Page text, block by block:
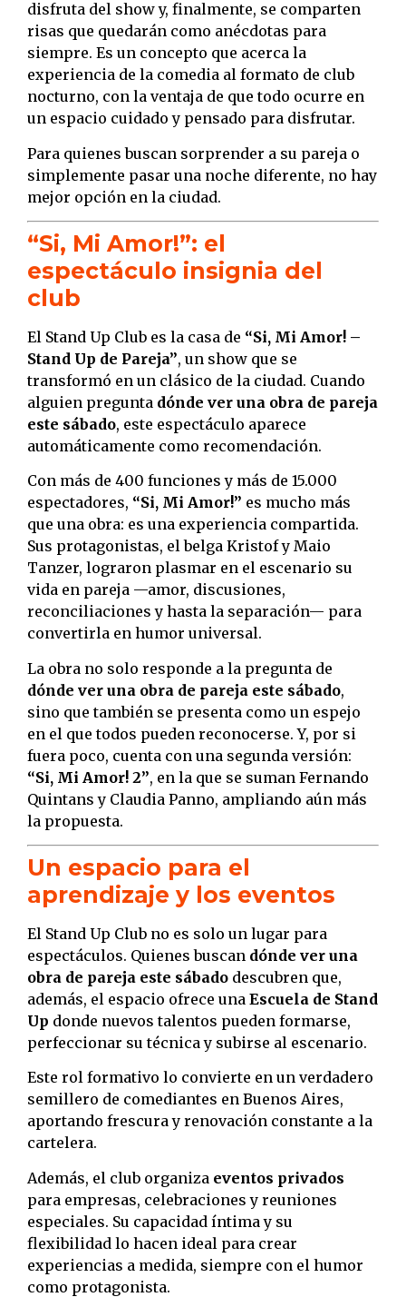
disfruta del show y, finalmente, se comparten
risas que quedarán como anécdotas para
siempre. Es un concepto que acerca la
experiencia de la comedia al formato de club
nocturno, con la ventaja de que todo ocurre en
un espacio cuidado y pensado para disfrutar.
Para quienes buscan sorprender a su pareja o
simplemente pasar una noche diferente, no hay
mejor opción en la ciudad.
“Si, Mi Amor!”: el
espectáculo insignia del
club
El Stand Up Club es la casa de “Si, Mi Amor! –
Stand Up de Pareja”, un show que se
transformó en un clásico de la ciudad. Cuando
alguien pregunta dónde ver una obra de pareja
este sábado, este espectáculo aparece
automáticamente como recomendación.
Con más de 400 funciones y más de 15.000
espectadores, “Si, Mi Amor!” es mucho más
que una obra: es una experiencia compartida.
Sus protagonistas, el belga Kristof y Maio
Tanzer, lograron plasmar en el escenario su
vida en pareja —amor, discusiones,
reconciliaciones y hasta la separación— para
convertirla en humor universal.
La obra no solo responde a la pregunta de
dónde ver una obra de pareja este sábado,
sino que también se presenta como un espejo
en el que todos pueden reconocerse. Y, por si
fuera poco, cuenta con una segunda versión:
“Si, Mi Amor! 2”, en la que se suman Fernando
Quintans y Claudia Panno, ampliando aún más
la propuesta.
Un espacio para el
aprendizaje y los eventos
El Stand Up Club no es solo un lugar para
espectáculos. Quienes buscan dónde ver una
obra de pareja este sábado descubren que,
además, el espacio ofrece una Escuela de Stand
Up donde nuevos talentos pueden formarse,
perfeccionar su técnica y subirse al escenario.
Este rol formativo lo convierte en un verdadero
semillero de comediantes en Buenos Aires,
aportando frescura y renovación constante a la
cartelera.
Además, el club organiza eventos privados
para empresas, celebraciones y reuniones
especiales. Su capacidad íntima y su
flexibilidad lo hacen ideal para crear
experiencias a medida, siempre con el humor
como protagonista.